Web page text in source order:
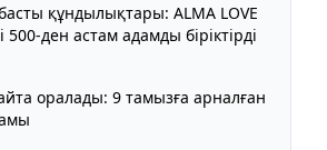
құндылықтары: ALMA LOVE
500-ден астам адамды біріктірді
оралады: 9 тамызға арналған